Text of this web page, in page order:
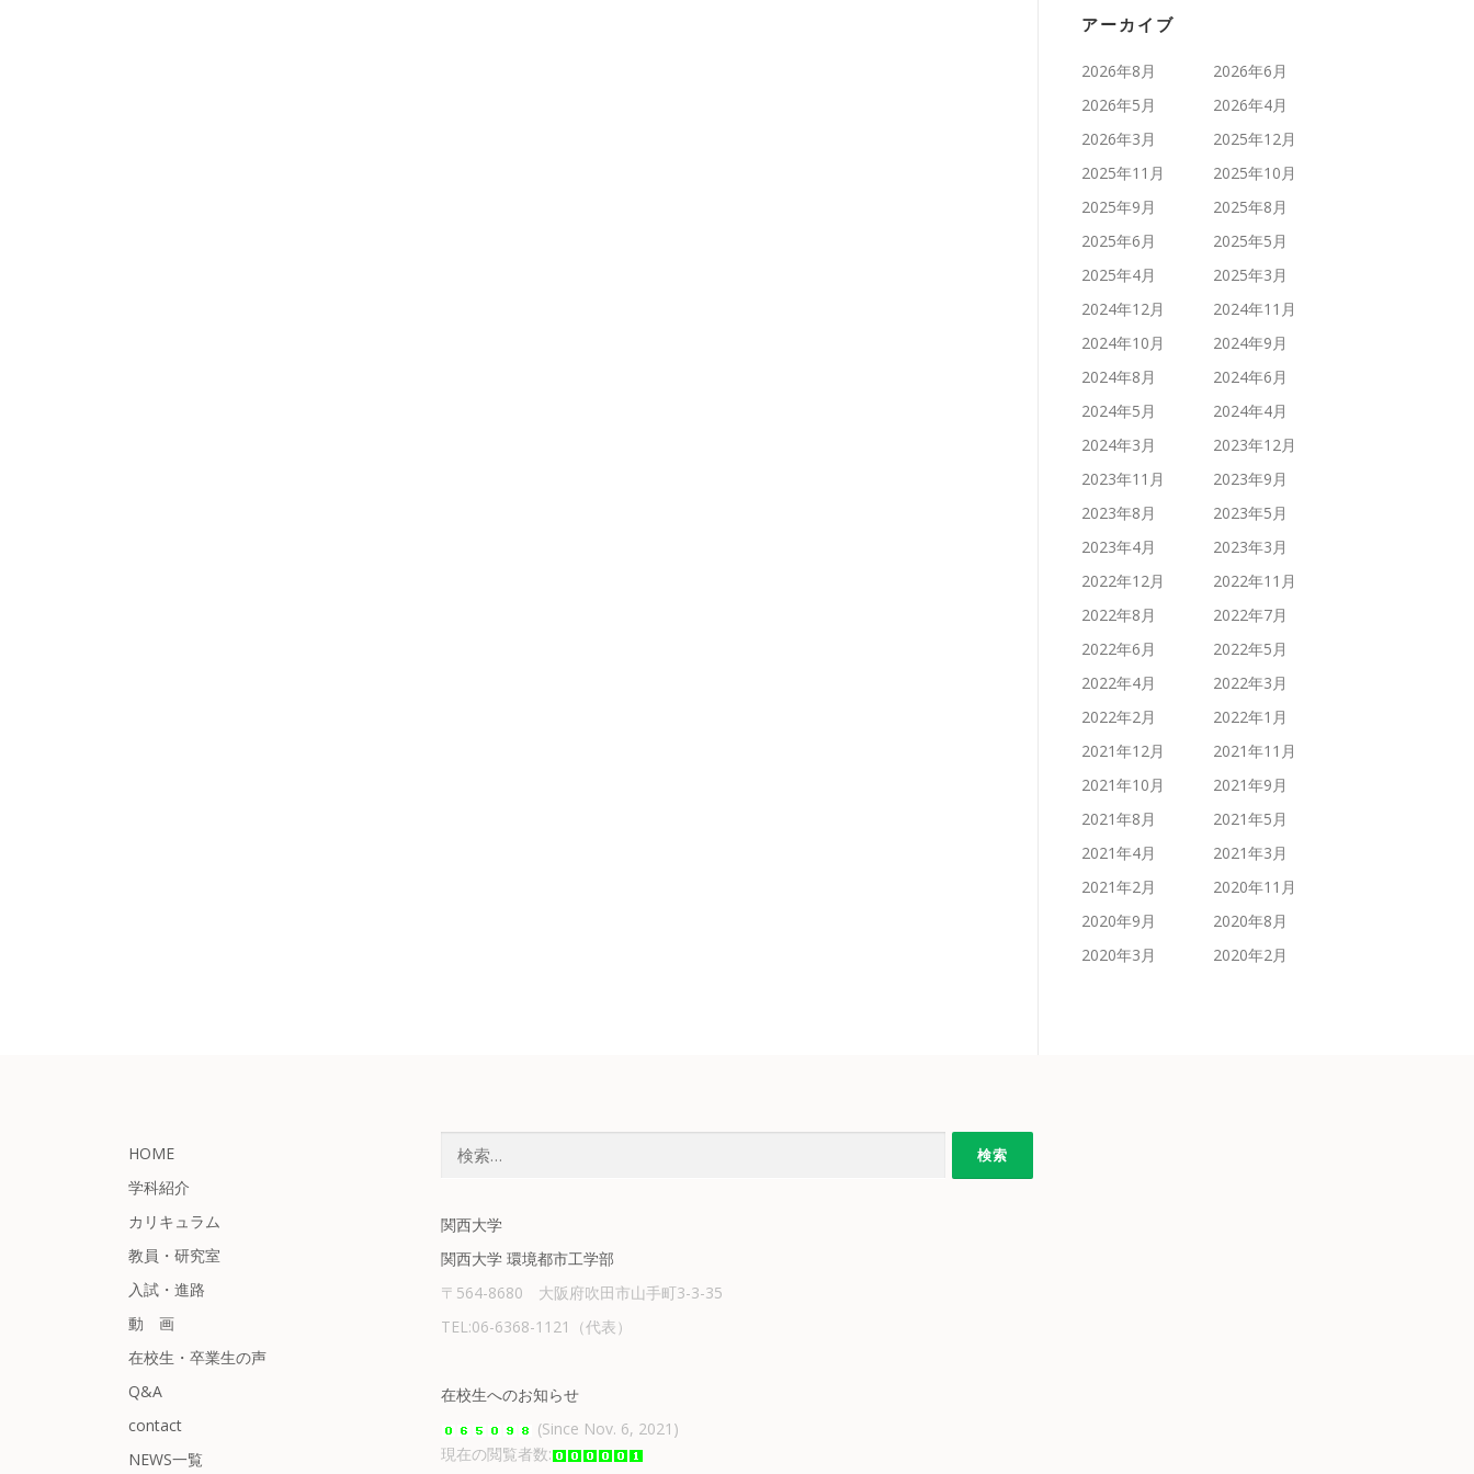
アーカイブ
2026年8月
2026年6月
2026年5月
2026年4月
2026年3月
2025年12月
2025年11月
2025年10月
2025年9月
2025年8月
2025年6月
2025年5月
2025年4月
2025年3月
2024年12月
2024年11月
2024年10月
2024年9月
2024年8月
2024年6月
2024年5月
2024年4月
2024年3月
2023年12月
2023年11月
2023年9月
2023年8月
2023年5月
2023年4月
2023年3月
2022年12月
2022年11月
2022年8月
2022年7月
2022年6月
2022年5月
2022年4月
2022年3月
2022年2月
2022年1月
2021年12月
2021年11月
2021年10月
2021年9月
2021年8月
2021年5月
2021年4月
2021年3月
2021年2月
2020年11月
2020年9月
2020年8月
2020年3月
2020年2月
HOME
学科紹介
カリキュラム
教員・研究室
入試・進路
動 画
在校生・卒業生の声
Q&A
contact
NEWS一覧
関西大学
関西大学 環境都市工学部
〒564-8680 大阪府吹田市山手町3-3-35
TEL:06-6368-1121（代表）
在校生へのお知らせ
(Since Nov. 6, 2021)
現在の閲覧者数: